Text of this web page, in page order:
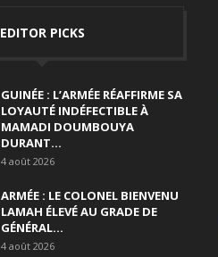
EDITOR PICKS
GUINÉE : L’ARMÉE RÉAFFIRME SA
LOYAUTÉ INDÉFECTIBLE À
MAMADI DOUMBOUYA
DURANT...
4 août 2026
ARMÉE : LE COLONEL BIENVENU
LAMAH ÉLEVÉ AU GRADE DE
GÉNÉRAL...
4 août 2026